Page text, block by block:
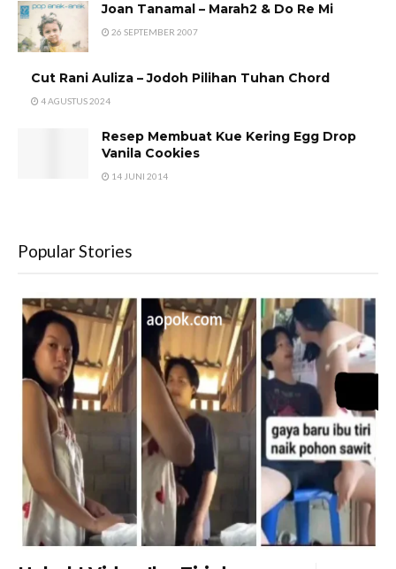
Joan Tanamal – Marah2 & Do Re Mi
26 SEPTEMBER 2007
Cut Rani Auliza – Jodoh Pilihan Tuhan Chord
4 AGUSTUS 2024
Resep Membuat Kue Kering Egg Drop
Vanila Cookies
14 JUNI 2014
Popular Stories